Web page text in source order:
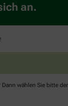
an.
Dann wählen Sie bitte